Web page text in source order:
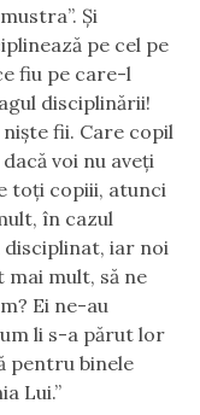
Și
pe cel pe
fiu pe care-l
disciplinării!
fii. Care copil
voi nu aveţi
toţi copiii, atunci
în cazul
iar noi
mult, să ne
Ei ne-au
li s-a părut lor
pentru binele
Lui.”